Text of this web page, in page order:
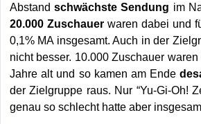
Abstandschwächste Sendung im
20.000 Zuschauerwaren dabei und
0,1% MA insgesamt. Auch in der
nicht besser. 10.000 Zuschauer
Jahre alt und so kamen am Ende
der Zielgruppe raus. Nur “Yu-Gi-Oh!
genau so schlecht hatte aber